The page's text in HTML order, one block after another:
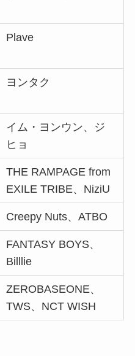
Plave
ヨンタク
イム・ヨンウン、ジ
ヒョ
THE RAMPAGE from
EXILE TRIBE、NiziU
Creepy Nuts、ATBO
FANTASY BOYS、
Billlie
ZEROBASEONE、
TWS、NCT WISH